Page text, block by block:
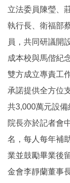
立法委員陳瑩、
執行長、衛福部
員，共同研議開
成本校與馬偕紀
雙方成立專責工
承諾提供全方位
共3,000萬元設
院長亦於記者會
名，每人每年補
業並鼓勵畢業後
金會李靜蘭董事